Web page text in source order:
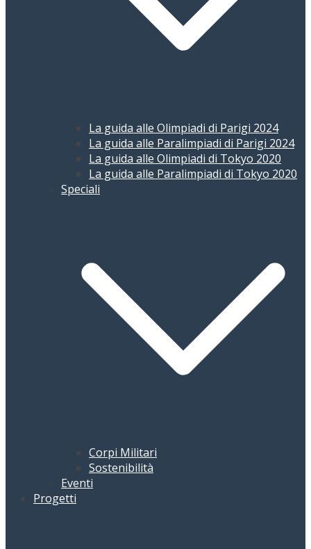
La guida alle Olimpiadi di Parigi 2024
La guida alle Paralimpiadi di Parigi 2024
La guida alle Olimpiadi di Tokyo 2020
La guida alle Paralimpiadi di Tokyo 2020
Speciali
Corpi Militari
Sostenibilità
Eventi
Progetti